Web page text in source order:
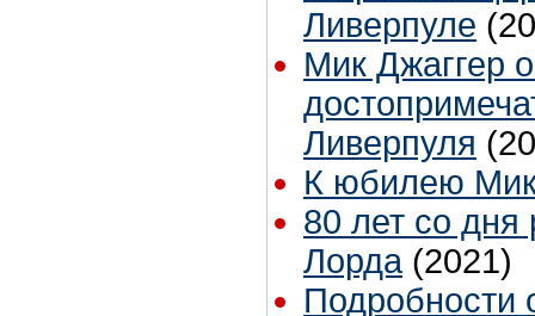
Ливерпуле
Мик Джаггер
Ливерпуля
К юбилею
80 лет со
Лорда (2021)
Подробности